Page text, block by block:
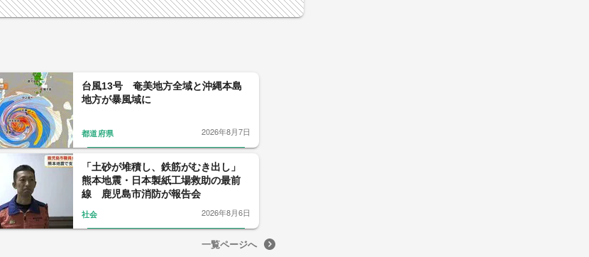
台風13号 奄美地方全域と沖縄本島
地方が暴風域に
都道府県 2026年8月7日
「土砂が堆積し、鉄筋がむき出し」
熊本地震・日本製紙工場救助の最前
線 鹿児島市消防が報告会
社会 2026年8月6日
一覧ページへ